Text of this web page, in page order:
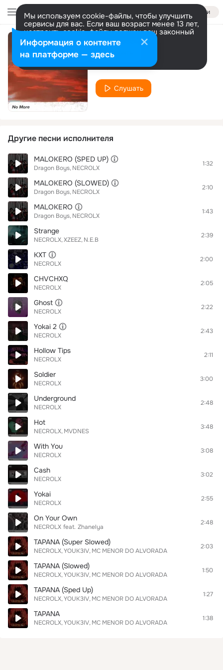
Войти
Мы используем cookie-файлы, чтобы улучшить
сервисы для вас. Если ваш возраст менее 13 лет,
настроить cookie-файлы должен ваш законный
представитель. Больше информации
Разрешить все Настроить
No More
NECROLX
Слушать
Другие песни исполнителя
MALOKERO (SPED UP)
Dragon Boys NECROLX
1:32
MALOKERO (SLOWED)
Dragon Boys NECROLX
2:10
MALOKERO
Dragon Boys NECROLX
1:43
Strange
NECROLX XZEEZ N.E.B
2:39
KXT
NECROLX
2:00
CHVCHXQ
NECROLX
2:05
Ghost
NECROLX
2:22
Yokai 2
NECROLX
2:43
Hollow Tips
NECROLX
2:11
Soldier
NECROLX
3:00
Underground
NECROLX
2:48
Hot
NECROLX MVDNES
3:48
With You
NECROLX
3:08
Cash
NECROLX
3:02
Yokai
NECROLX
2:55
On Your Own
NECROLX feat. Zhanelya
2:48
TAPANA (Super Slowed)
NECROLX YOUK3IV MC MENOR DO ALVORADA
2:03
TAPANA (Slowed)
NECROLX YOUK3IV MC MENOR DO ALVORADA
1:50
TAPANA (Sped Up)
NECROLX YOUK3IV MC MENOR DO ALVORADA
1:27
TAPANA
NECROLX YOUK3IV MC MENOR DO ALVORADA
1:38
Информация о контенте
на платформе — здесь